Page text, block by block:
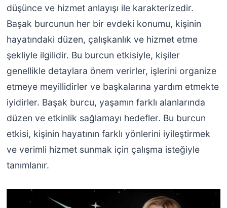
düşünce ve hizmet anlayışı ile karakterizedir.
Başak burcunun her bir evdeki konumu, kişinin
hayatındaki düzen, çalışkanlık ve hizmet etme
şekliyle ilgilidir. Bu burcun etkisiyle, kişiler
genellikle detaylara önem verirler, işlerini organize
etmeye meyillidirler ve başkalarına yardım etmekte
iyidirler. Başak burcu, yaşamın farklı alanlarında
düzen ve etkinlik sağlamayı hedefler. Bu burcun
etkisi, kişinin hayatının farklı yönlerini iyileştirmek
ve verimli hizmet sunmak için çalışma isteğiyle
tanımlanır.